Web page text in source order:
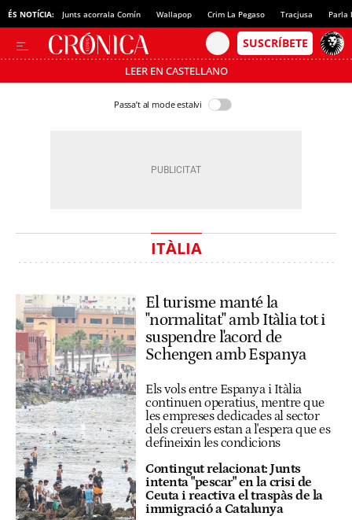
ÉS NOTÍCIA: Junts acorrala Comín Wallapop Crim La Pegaso Tracjusa Parla
LEER EN CASTELLANO
Passa’t al mode estalvi
ITÀLIA
El turisme manté la
"normalitat" amb Itàlia tot i
suspendre l'acord de
Schengen amb Espanya
Els vols entre Espanya i Itàlia
continuen operatius, mentre que
les empreses dedicades al sector
dels creuers estan a l'espera que es
defineixin les condicions
Contingut relacionat: Junts
intenta "pescar" en la crisi de
Ceuta i reactiva el traspàs de la
immigració a Catalunya